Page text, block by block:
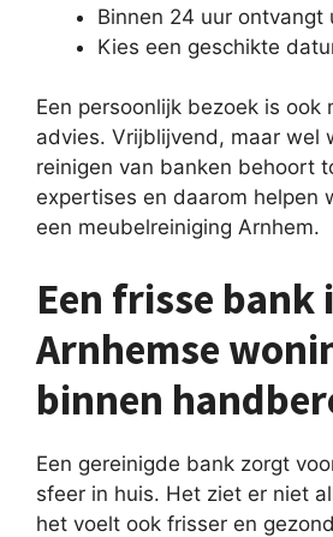
Binnen 24 uur ontvangt
Kies een geschikte
Een persoonlijk bezoek is ook
advies. Vrijblijvend, maar wel
reinigen van banken behoort
expertises en daarom helpen
een meubelreiniging Arnhem.
Een frisse bank
Arnhemse
binnen
Een gereinigde bank zorgt
sfeer in huis. Het ziet er niet
het voelt ook frisser en